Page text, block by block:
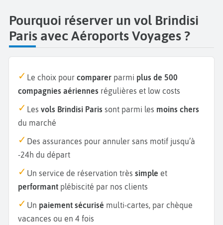
Pourquoi réserver un vol Brindisi
Paris avec Aéroports Voyages ?
Le choix pour comparer parmi plus de 500
compagnies aériennes régulières et low costs
Les vols Brindisi Paris sont parmi les moins chers
du marché
Des assurances pour annuler sans motif jusqu’à
-24h du départ
Un service de réservation très simple et
performant plébiscité par nos clients
Un paiement sécurisé multi-cartes, par chèque
vacances ou en 4 fois